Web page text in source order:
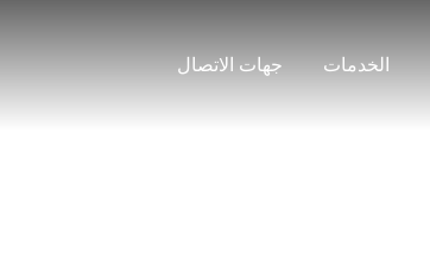
الخدمات جهات الاتصال